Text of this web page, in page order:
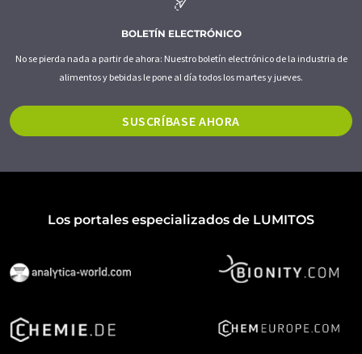
BOLETÍN ELECTRÓNICO
No se pierda nada a partir de ahora: Nuestro boletín electrónico de la industria de
alimentos y bebidas le pone al día todos los martes y jueves.
SUSCRÍBASE AHORA
Los portales especializados de LUMITOS